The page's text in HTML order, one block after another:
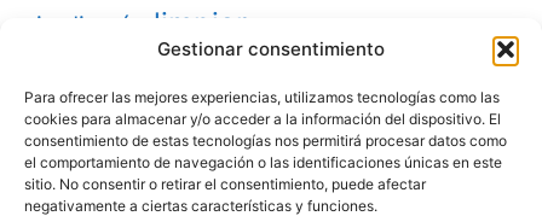
Gestionar consentimiento
Para ofrecer las mejores experiencias, utilizamos tecnologías como las
cookies para almacenar y/o acceder a la información del dispositivo. El
consentimiento de estas tecnologías nos permitirá procesar datos como
el comportamiento de navegación o las identificaciones únicas en este
sitio. No consentir o retirar el consentimiento, puede afectar
negativamente a ciertas características y funciones.
jardinería limpiar
minimalismo niños
ordenar organizar productividad
reciclaje relaciones sociales salud
tecnología viajar voluntariado